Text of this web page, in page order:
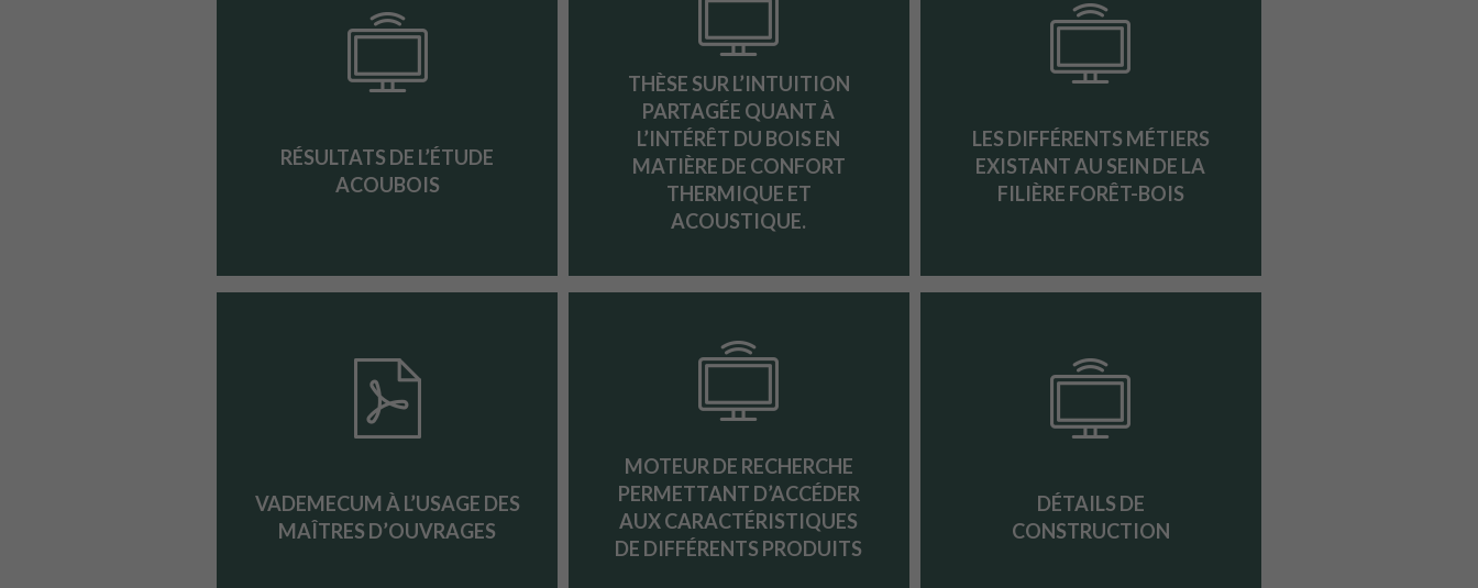
RÉSULTATS DE L’ÉTUDE
ACOUBOIS
THÈSE SUR L’INTUITION
PARTAGÉE QUANT À
L’INTÉRÊT DU BOIS EN
MATIÈRE DE CONFORT
THERMIQUE ET
ACOUSTIQUE.
LES DIFFÉRENTS MÉTIERS
EXISTANT AU SEIN DE LA
FILIÈRE FORÊT-BOIS
VADEMECUM À L’USAGE DES
MAÎTRES D’OUVRAGES
MOTEUR DE RECHERCHE
PERMETTANT D’ACCÉDER
AUX CARACTÉRISTIQUES
DE DIFFÉRENTS PRODUITS
DÉTAILS DE
CONSTRUCTION